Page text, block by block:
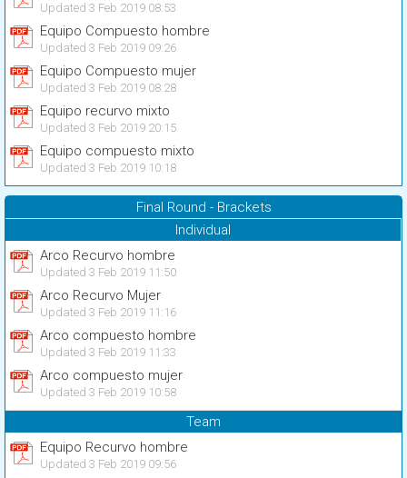
Updated 3 Feb 2019 08:53
Equipo Compuesto hombre
Updated 3 Feb 2019 09:26
Equipo Compuesto mujer
Updated 3 Feb 2019 08:28
Equipo recurvo mixto
Updated 3 Feb 2019 20:15
Equipo compuesto mixto
Updated 3 Feb 2019 10:18
Final Round - Brackets
Individual
Arco Recurvo hombre
Updated 3 Feb 2019 11:50
Arco Recurvo Mujer
Updated 3 Feb 2019 11:16
Arco compuesto hombre
Updated 3 Feb 2019 11:33
Arco compuesto mujer
Updated 3 Feb 2019 10:58
Team
Equipo Recurvo hombre
Updated 3 Feb 2019 09:56